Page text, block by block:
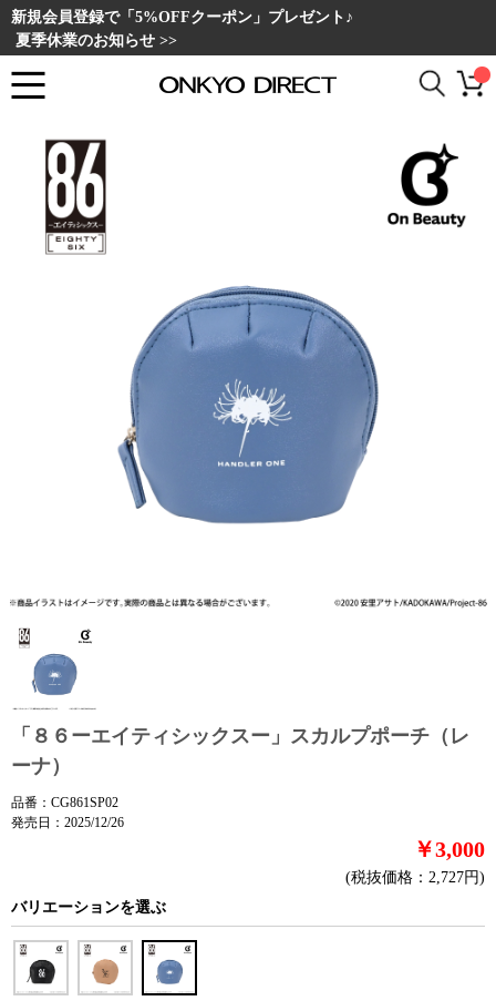
新規会員登録で「5%OFFクーポン」プレゼント♪
夏季休業のお知らせ >>
「８６ーエイティシックスー」スカルプポーチ（レ
ーナ）
品番：CG861SP02
発売日：2025/12/26
￥3,000
(税抜価格：2,727円)
バリエーションを選ぶ